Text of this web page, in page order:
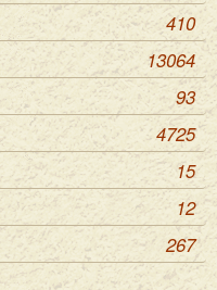
410
13064
93
4725
15
12
267